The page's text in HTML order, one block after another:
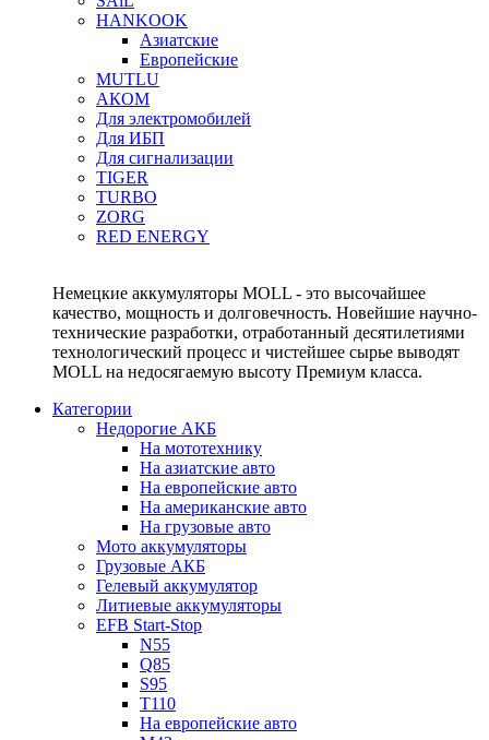
HANKOOK
Азиатские
Европейские
MUTLU
АКОМ
Для электромобилей
Для ИБП
Для сигнализации
TIGER
TURBO
ZORG
RED ENERGY
Немецкие аккумуляторы MOLL - это высочайшее
качество, мощность и долговечность. Новейшие научно-
технические разработки, отработанный десятилетиями
технологический процесс и чистейшее сырье выводят
MOLL на недосягаемую высоту Премиум класса.
Категории
Недорогие АКБ
На мототехнику
На азиатские авто
На европейские авто
На американские авто
На грузовые авто
Мото аккумуляторы
Грузовые АКБ
Гелевый аккумулятор
Литиевые аккумуляторы
EFB Start-Stop
N55
Q85
S95
T110
На европейские авто